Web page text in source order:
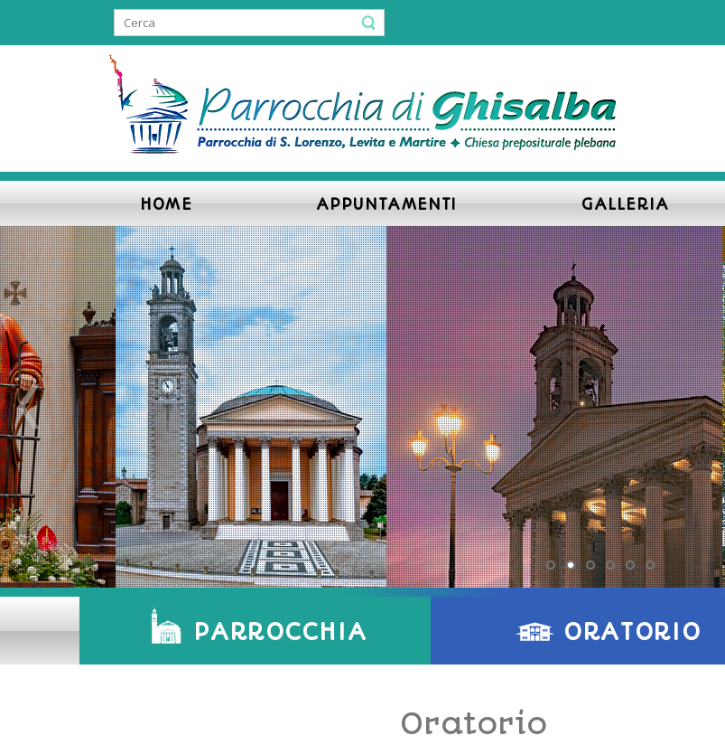
HOME APPUNTAMENTI GALLERIA
PARROCCHIA ORATORIO
Oratorio